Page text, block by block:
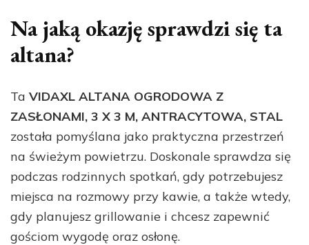
Na jaką okazję sprawdzi się ta
altana?
Ta VIDAXL ALTANA OGRODOWA Z
ZASŁONAMI, 3 X 3 M, ANTRACYTOWA, STAL
została pomyślana jako praktyczna przestrzeń
na świeżym powietrzu. Doskonale sprawdza się
podczas rodzinnych spotkań, gdy potrzebujesz
miejsca na rozmowy przy kawie, a także wtedy,
gdy planujesz grillowanie i chcesz zapewnić
gościom wygodę oraz osłonę.